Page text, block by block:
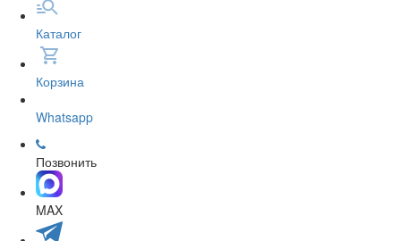
Каталог
Корзина
Whatsapp
Позвонить
MAX